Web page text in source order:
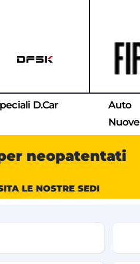
D.Car
Auto
Nuove
neopatentati
LE NOSTRE SEDI